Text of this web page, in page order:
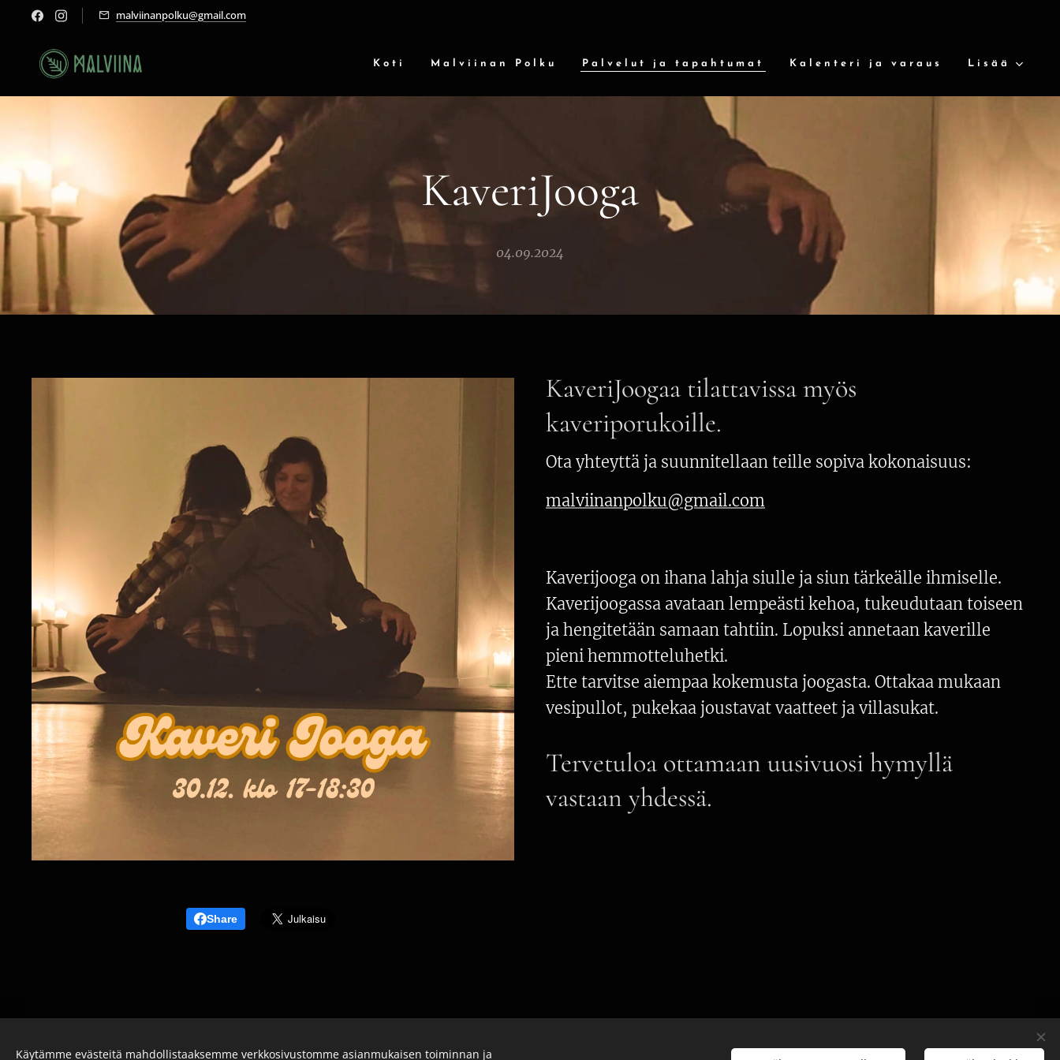
malviinanpolku@gmail.com
Koti Malviinan Polku Palvelut ja tapahtumat Kalenteri ja varaus Lisää
KaveriJooga
04.09.2024
KaveriJoogaa tilattavissa myös
kaveriporukoille.
Ota yhteyttä ja suunnitellaan teille sopiva kokonaisuus:
malviinanpolku@gmail.com
Kaverijooga on ihana lahja siulle ja siun tärkeälle ihmiselle.
Kaverijoogassa avataan lempeästi kehoa, tukeudutaan toiseen
ja hengitetään samaan tahtiin. Lopuksi annetaan kaverille
pieni hemmotteluhetki.
Ette tarvitse aiempaa kokemusta joogasta. Ottakaa mukaan
vesipullot, pukekaa joustavat vaatteet ja villasukat.
Tervetuloa ottamaan uusivuosi hymyllä
vastaan yhdessä.
Share
Käytämme evästeitä mahdollistaaksemme verkkosivustomme asianmukaisen toiminnan ja